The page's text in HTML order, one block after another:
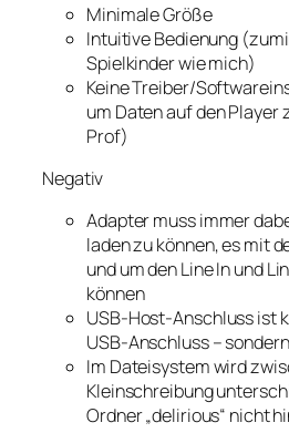
Minimale Größe
Intuitive Bedienung
Spielkinder wie mich)
Keine Treiber/
um Daten auf den Player
Prof)
Negativ
Adapter muss immer
laden zu können, es mit
und um den Line In und
können
USB-Host-Anschluss ist
USB-Anschluss –
Im Dateisystem wird
Kleinschreibung
Ordner „delirious“ nicht